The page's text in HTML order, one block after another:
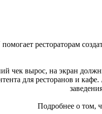
рестораторам
чек вырос, на экран
для ресторанов и
Подробнее о том,